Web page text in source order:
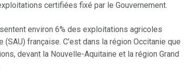
certifiées fixé par le Gouvernement.
environ 6% des exploitations agricoles
française. C’est dans la région Occitanie que
devant la Nouvelle-Aquitaine et la région Grand